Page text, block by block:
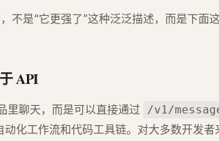
不是“它更强了”这种泛泛描述，而是下面
API
里聊天，而是可以直接通过 /v1/
化工作流和代码工具链。对大多数开发者